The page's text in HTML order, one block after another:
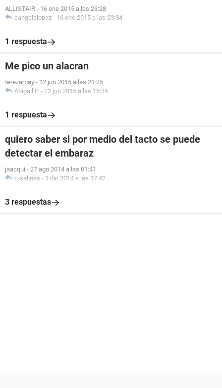
ALLISTAIR - 16 ene 2015 a las 23:28
aangelalopez - 16 ene 2015 a las 23:34
1 respuesta
Me pico un alacran
terezamay - 12 jun 2015 a las 21:25
Abigail P. - 22 jun 2015 a las 15:35
1 respuesta
quiero saber si por medio del tacto se puede
detectar el embaraz
jaacqui - 27 ago 2014 a las 01:41
c-salinas - 3 dic 2014 a las 17:42
3 respuestas